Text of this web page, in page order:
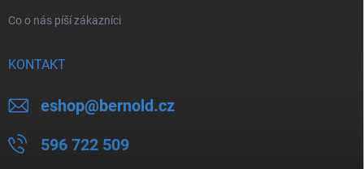
Co o nás píší zákazníci
KONTAKT
eshop@bernold.cz
596 722 509